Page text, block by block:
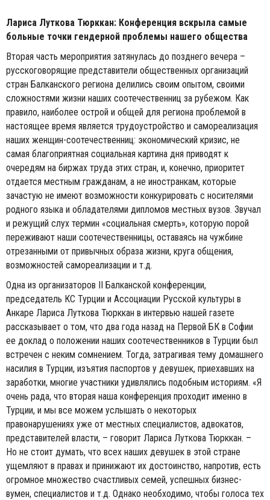
Лариса Луткова Тюрккан: Конференция вскрыла самые
больные точки гендерной проблемы нашего общества
Вторая часть мероприятия затянулась до позднего вечера –
русскоговорящие представители общественных организаций
стран Балканского региона делились своим опытом, своими
сложностями жизни наших соотечественниц за рубежом. Как
правило, наиболее острой и общей для региона проблемой в
настоящее время является трудоустройство и самореализация
наших женщин-соотечественниц: экономический кризис, не
самая благоприятная социальная картина дня приводят к
очередям на биржах труда этих стран, и, конечно, приоритет
отдается местным гражданам, а не иностранкам, которые
зачастую не имеют возможности конкурировать с носителями
родного языка и обладателями дипломов местных вузов. Звучал
и режущий слух термин «социальная смерть», которую порой
переживают наши соотечественницы, оставаясь на чужбине
отрезанными от привычных образа жизни, круга общения,
возможностей самореализации и т.д.
Одна из организаторов II Балканской конференции,
председатель КС Турции и Ассоциации Русской культуры в
Анкаре Лариса Луткова Тюрккан в интервью нашей газете
рассказывает о том, что два года назад на Первой БК в Софии
ее доклад о положении наших соотечественников в Турции был
встречен с неким сомнением. Тогда, затрагивая тему домашнего
насилия в Турции, изъятия паспортов у девушек, приехавших на
заработки, многие участники удивлялись подобным историям. «Я
очень рада, что вторая наша конференция проходит именно в
Турции, и мы все можем услышать о некоторых
правонарушениях уже от местных специалистов, адвокатов,
представителей власти, – говорит Лариса Луткова Тюрккан. –
Но не стоит думать, что всех наших девушек в этой стране
ущемляют в правах и принижают их достоинство, напротив, есть
огромное множество счастливых семей, успешных бизнес-
вумен, специалистов и т.д. Однако необходимо, чтобы голоса тех